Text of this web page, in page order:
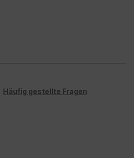
Häufig gestellte Fragen